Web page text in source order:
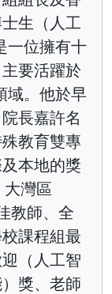
生（人工
一位擁有十
要活躍於
域。他於早
長嘉許名
教育雙專
本地的獎
灣區
教師、全
課程組最
（人工智
獎、老師